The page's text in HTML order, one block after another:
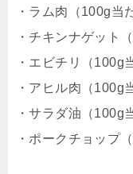
・ラム肉（100g当
・チキンナゲット
・エビチリ（100g
・アヒル肉（100g
・サラダ油（100g
・ポークチョップ